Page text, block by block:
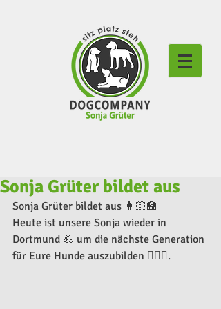
Sonja Grüter bildet aus
Sonja Grüter bildet aus 👩🏻‍🏫
Heute ist unsere Sonja wieder in
Dortmund 💪 um die nächste Generation
für Eure Hunde auszubilden 🐕‍🦺😍.